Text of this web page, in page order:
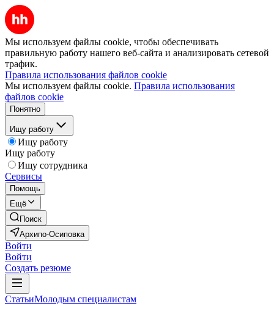
Мы используем файлы cookie, чтобы обеспечивать
правильную работу нашего веб-сайта и анализировать сетевой
трафик.
Правила использования файлов cookie
Мы используем файлы cookie. Правила использования
файлов cookie
Понятно
Ищу работу
Ищу работу
Ищу работу
Ищу сотрудника
Сервисы
Помощь
Ещё
Поиск
Архипо-Осиповка
Войти
Войти
Создать резюме
СтатьиМолодым специалистам